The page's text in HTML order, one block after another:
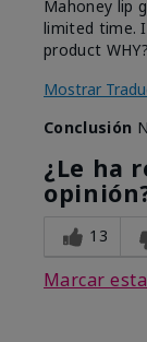
Mahoney lip
limited time.
product
Mostrar
Conclusión
¿Le ha
13
Marcar